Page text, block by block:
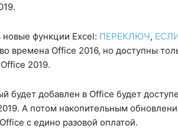
функции Excel: ПЕРЕКЛЮЧ,
времена Office 2016, но доступны
2019.
будет добавлен в Office будет
А потом накопительным
с едино разовой оплатой.